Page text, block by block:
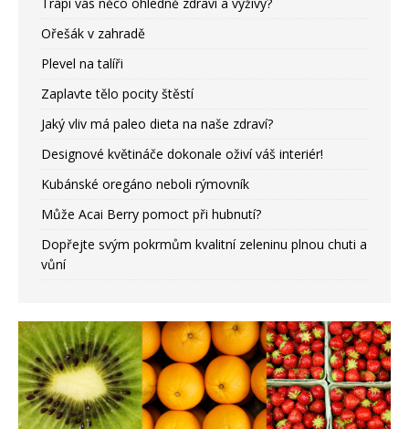
Trápí vás něco ohledně zdraví a výživy?
Ořešák v zahradě
Plevel na talíři
Zaplavte tělo pocity štěstí
Jaký vliv má paleo dieta na naše zdraví?
Designové květináče dokonale oživí váš interiér!
Kubánské oregáno neboli rýmovník
Může Acai Berry pomoct při hubnutí?
Dopřejte svým pokrmům kvalitní zeleninu plnou chuti a
vůní